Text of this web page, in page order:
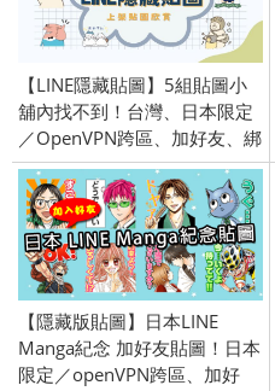
【LINE隱藏貼圖】5組貼圖小
舖內找不到！台灣、日本限定
／OpenVPN跨區、加好友、綁
門號／2025/04/02
【隱藏版貼圖】日本LINE
Manga紀念 加好友貼圖！日本
限定／openVPN跨區、加好